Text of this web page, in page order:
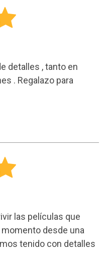
detalles , tanto en
. Regalazo para
las películas que
desde una
tenido con detalles